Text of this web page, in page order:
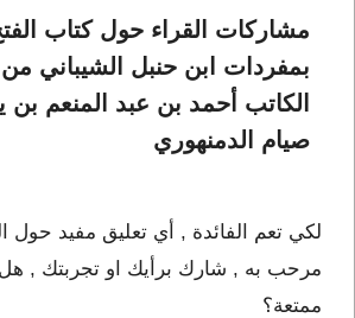
مشاركات القراء حول كتاب
بمفردات ابن حنبل الشيباني
الكاتب أحمد بن عبد المنعم
صيام الدمنهوري
لكي تعم الفائدة , أي تعليق مفيد حول
مرحب به , شارك برأيك او تجربتك , هل
ممتعة؟